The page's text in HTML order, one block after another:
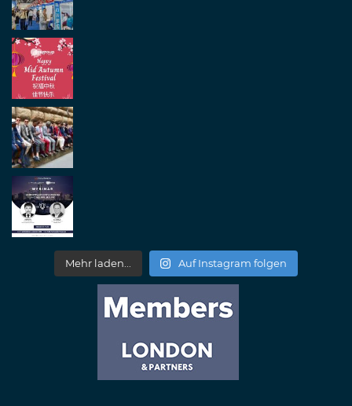
Mehr laden... Auf Instagram folgen